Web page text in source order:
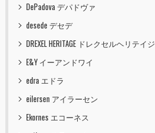
DePadova デパドヴァ
desede デセデ
DREXEL HERITAGE ドレクセルヘリテイジ
E&Y イーアンドワイ
edra エドラ
eilersen アイラーセン
Ekornes エコーネス